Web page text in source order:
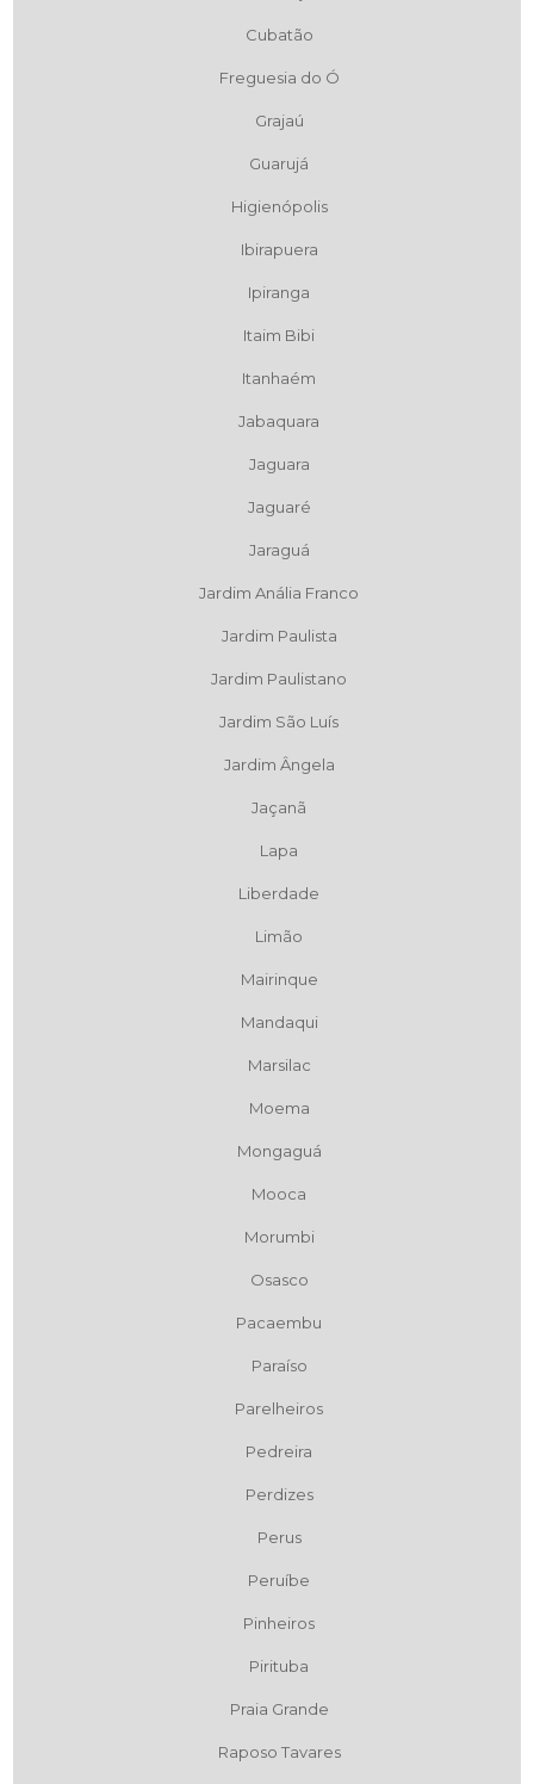
Cubatão
Freguesia do Ó
Grajaú
Guarujá
Higienópolis
Ibirapuera
Ipiranga
Itaim Bibi
Itanhaém
Jabaquara
Jaguara
Jaguaré
Jaraguá
Jardim Anália Franco
Jardim Paulista
Jardim Paulistano
Jardim São Luís
Jardim Ângela
Jaçanã
Lapa
Liberdade
Limão
Mairinque
Mandaqui
Marsilac
Moema
Mongaguá
Mooca
Morumbi
Osasco
Pacaembu
Paraíso
Parelheiros
Pedreira
Perdizes
Perus
Peruíbe
Pinheiros
Pirituba
Praia Grande
Raposo Tavares